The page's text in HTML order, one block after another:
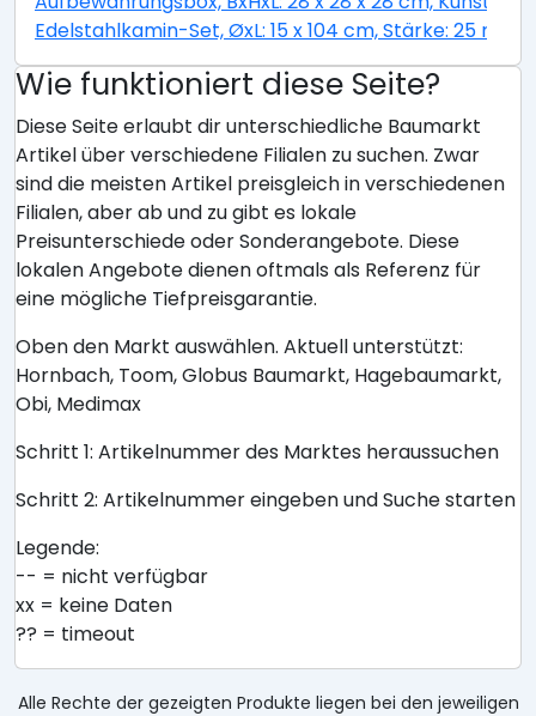
Edelstahlkamin-Set, ØxL: 15 x 104 cm, Stärke: 25 mm,
Wie funktioniert diese Seite?
Diese Seite erlaubt dir unterschiedliche Baumarkt
Artikel über verschiedene Filialen zu suchen. Zwar
sind die meisten Artikel preisgleich in verschiedenen
Filialen, aber ab und zu gibt es lokale
Preisunterschiede oder Sonderangebote. Diese
lokalen Angebote dienen oftmals als Referenz für
eine mögliche Tiefpreisgarantie.
Oben den Markt auswählen. Aktuell unterstützt:
Hornbach, Toom, Globus Baumarkt, Hagebaumarkt,
Obi, Medimax
Schritt 1: Artikelnummer des Marktes heraussuchen
Schritt 2: Artikelnummer eingeben und Suche starten
Legende:
-- = nicht verfügbar
xx = keine Daten
?? = timeout
Alle Rechte der gezeigten Produkte liegen bei den jeweiligen